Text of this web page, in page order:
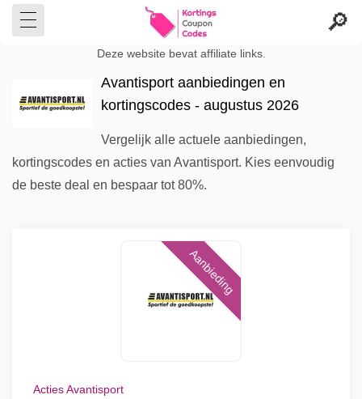
Deze website bevat affiliate links.
Avantisport aanbiedingen en
kortingscodes - augustus 2026
Vergelijk alle actuele aanbiedingen,
kortingscodes en acties van Avantisport. Kies eenvoudig
de beste deal en bespaar tot 80%.
Aanbieding
Acties Avantisport